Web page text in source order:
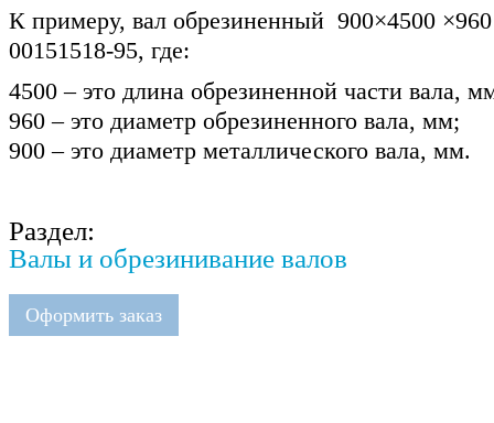
К примеру, вал обрезиненный 900×4500
00151518-95, где:
4500 – это длина обрезиненной части вала,
960 – это диаметр обрезиненного вала, мм;
900 – это диаметр металлического вала, мм.
Раздел:
Валы и обрезинивание валов
Оформить заказ